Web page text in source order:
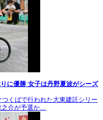
に優勝 女子は丹野夏波がシーズ
くばで行われた大東建託シリー
之介が予選か…